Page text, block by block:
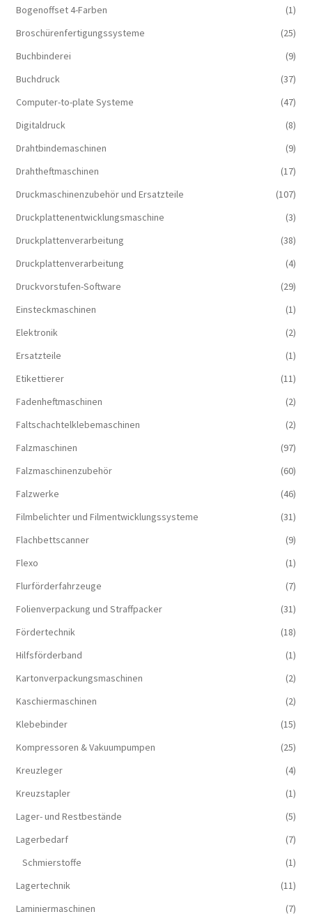
Bogenoffset 4-Farben
(1)
Broschürenfertigungssysteme
(25)
Buchbinderei
(9)
Buchdruck
(37)
Computer-to-plate Systeme
(47)
Digitaldruck
(8)
Drahtbindemaschinen
(9)
Drahtheftmaschinen
(17)
Druckmaschinenzubehör und Ersatzteile
(107)
Druckplattenentwicklungsmaschine
(3)
Druckplattenverarbeitung
(38)
Druckplattenverarbeitung
(4)
Druckvorstufen-Software
(29)
Einsteckmaschinen
(1)
Elektronik
(2)
Ersatzteile
(1)
Etikettierer
(11)
Fadenheftmaschinen
(2)
Faltschachtelklebemaschinen
(2)
Falzmaschinen
(97)
Falzmaschinenzubehör
(60)
Falzwerke
(46)
Filmbelichter und Filmentwicklungssysteme
(31)
Flachbettscanner
(9)
Flexo
(1)
Flurförderfahrzeuge
(7)
Folienverpackung und Straffpacker
(31)
Fördertechnik
(18)
Hilfsförderband
(1)
Kartonverpackungsmaschinen
(2)
Kaschiermaschinen
(2)
Klebebinder
(15)
Kompressoren & Vakuum­pumpen
(25)
Kreuzleger
(4)
Kreuzstapler
(1)
Lager- und Restbestände
(5)
Lagerbedarf
(7)
Schmierstoffe
(1)
Lagertechnik
(11)
Laminiermaschinen
(7)